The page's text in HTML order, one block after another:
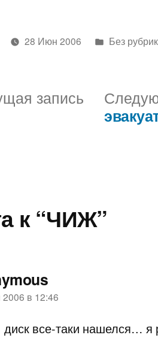
28 Июн 2006
Написано
Без
запись
запись:
к “ЧИЖ”
в 12:46
все-таки нашелся…